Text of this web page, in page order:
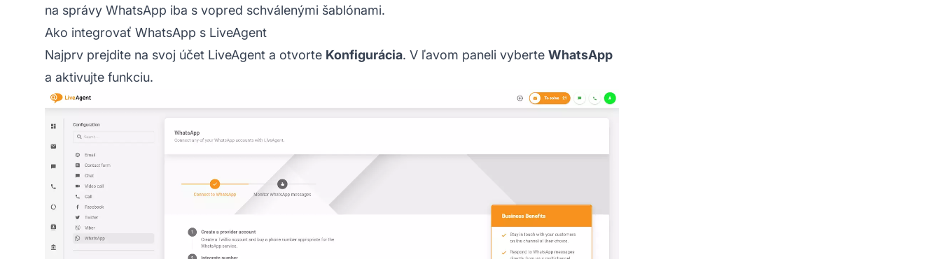
na správy WhatsApp iba s vopred schválenými šablónami.
Ako integrovať WhatsApp s LiveAgent
Najprv prejdite na svoj účet LiveAgent a otvorte Konfigurácia. V ľavom paneli vyberte WhatsApp
a aktivujte funkciu.